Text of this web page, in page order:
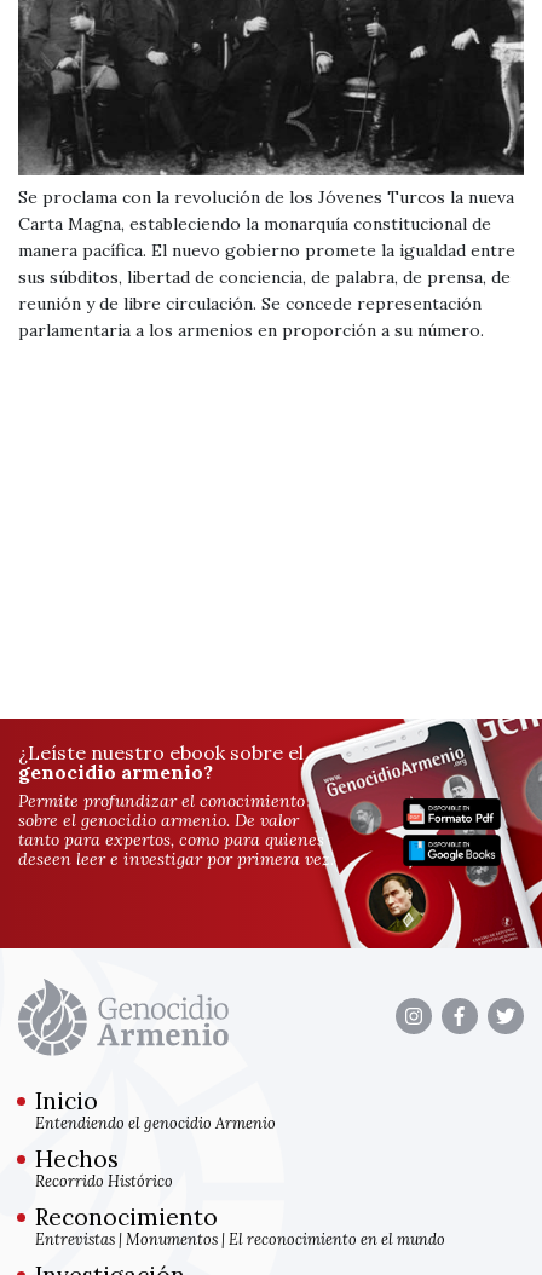
Se proclama con la revolución de los Jóvenes Turcos la nueva
Carta Magna, estableciendo la monarquía constitucional de
manera pacífica. El nuevo gobierno promete la igualdad entre
sus súbditos, libertad de conciencia, de palabra, de prensa, de
reunión y de libre circulación. Se concede representación
parlamentaria a los armenios en proporción a su número.
¿Leíste nuestro ebook sobre el
genocidio armenio?
Permite profundizar el conocimiento
sobre el genocidio armenio. De valor
tanto para expertos, como para quienes
deseen leer e investigar por primera vez.
Inicio
Entendiendo el genocidio Armenio
Hechos
Recorrido Histórico
Reconocimiento
Entrevistas|Monumentos|El reconocimiento en el mundo